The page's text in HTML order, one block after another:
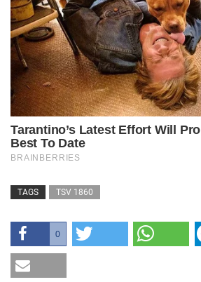
TAGS TSV 1860
0